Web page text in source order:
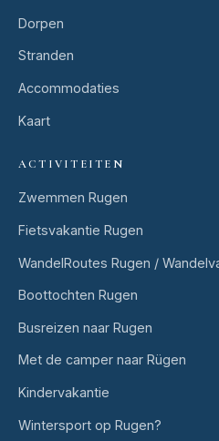
Dorpen
Stranden
Accommodaties
Kaart
ACTIVITEITEN
Zwemmen Rugen
Fietsvakantie Rugen
WandelRoutes Rugen /
Boottochten Rugen
Busreizen naar Rugen
Met de camper naar Rügen
Kindervakantie
Wintersport op Rugen?